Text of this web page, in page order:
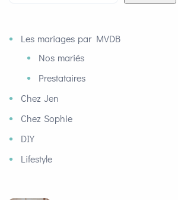
Les mariages par MVDB
Nos mariés
Prestataires
Chez Jen
Chez Sophie
DIY
Lifestyle